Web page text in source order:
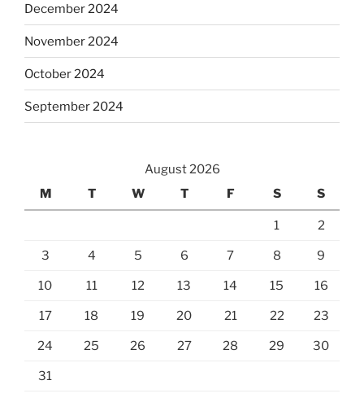
December 2024
November 2024
October 2024
September 2024
August 2026
M
T W T F S S
1 2
3 4 5 6 7 8 9
10 11 12 13 14 15 16
17 18 19 20 21 22 23
24 25 26 27 28 29 30
31